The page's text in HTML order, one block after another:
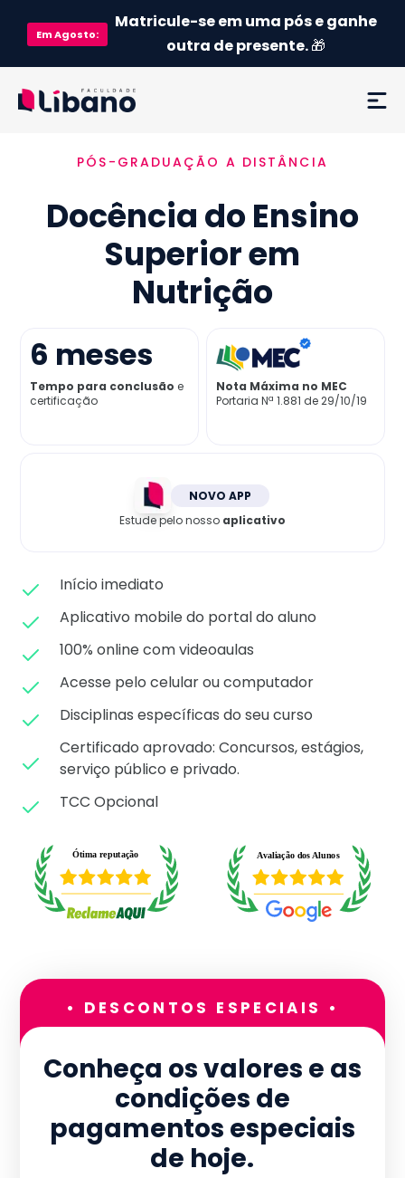
EmAgosto:
Matricule-se em uma pós e ganhe
outra de presente.🎁
Ementa
Como funciona
Credenciamento MEC
Já sou aluno
PÓS-GRADUAÇÃO A DISTÂNCIA
Docência do Ensino
Superior em
Nutrição
6 meses
Tempo para conclusão e
certificação
Nota Máxima no MEC
Portaria Nª 1.881 de 29/10/19
NOVO APP
Estude pelo nosso aplicativo
Início imediato
Aplicativo mobile do portal do aluno
100% online com videoaulas
Acesse pelo celular ou computador
Disciplinas específicas do seu curso
Certificado aprovado: Concursos, estágios,
serviço público e privado.
TCC Opcional
• DESCONTOS ESPECIAIS •
Conheça os valores e as
condições de
pagamentos especiais
de hoje.